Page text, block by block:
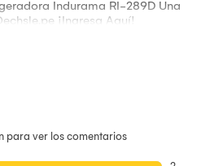
Indurama RI-289D Una
¡Ingresa Aquí!